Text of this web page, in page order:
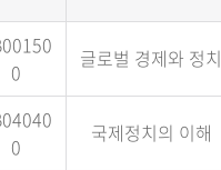
0
글로벌 경제와 정치
0
국제정치의 이해